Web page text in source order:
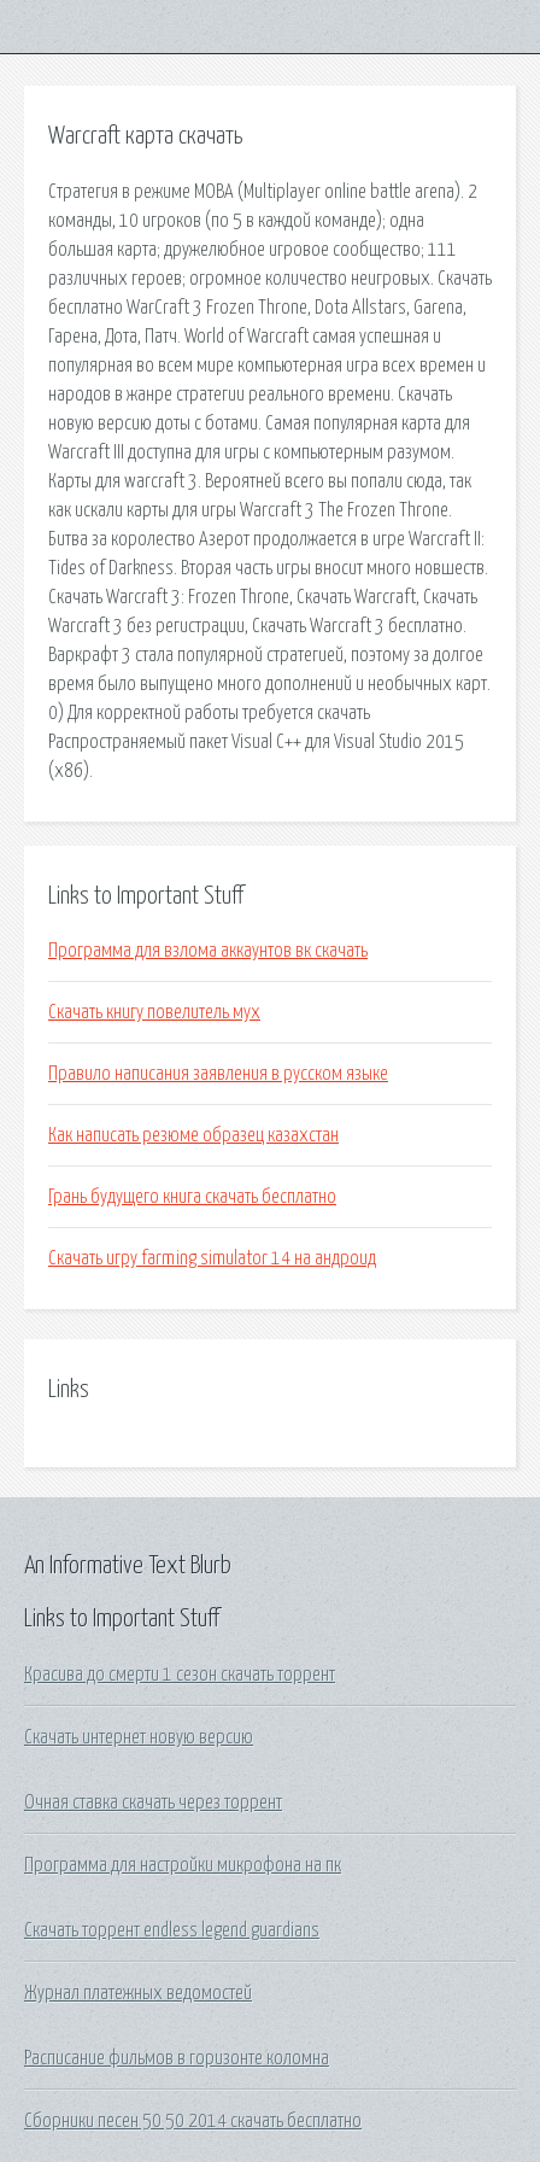
Warcraft карта скачать
Стратегия в режиме MOBA (Multiplayer online battle arena). 2
команды, 10 игроков (по 5 в каждой команде); одна
большая карта; дружелюбное игровое сообщество; 111
различных героев; огромное количество неигровых. Скачать
бесплатно WarCraft 3 Frozen Throne, Dota Allstars, Garena,
Гарена, Дота, Патч. World of Warcraft самая успешная и
популярная во всем мире компьютерная игра всех времен и
народов в жанре стратегии реального времени. Скачать
новую версию доты с ботами. Самая популярная карта для
Warcraft III доступна для игры с компьютерным разумом.
Карты для warcraft 3. Вероятней всего вы попали сюда, так
как искали карты для игры Warcraft 3 The Frozen Throne.
Битва за королество Азерот продолжается в игре Warcraft II:
Tides of Darkness. Вторая часть игры вносит много новшеств.
Скачать Warcraft 3: Frozen Throne, Скачать Warcraft, Скачать
Warcraft 3 без регистрации, Скачать Warcraft 3 бесплатно.
Варкрафт 3 стала популярной стратегией, поэтому за долгое
время было выпущено много дополнений и необычных карт.
0) Для корректной работы требуется скачать
Распространяемый пакет Visual C++ для Visual Studio 2015
(x86).
Links to Important Stuff
Программа для взлома аккаунтов вк скачать
Скачать книгу повелитель мух
Правило написания заявления в русском языке
Как написать резюме образец казахстан
Грань будущего книга скачать бесплатно
Скачать игру farming simulator 14 на андроид
Links
Links to Important Stuff
Красива до смерти 1 сезон скачать торрент
Скачать интернет новую версию
Очная ставка скачать через торрент
Программа для настройки микрофона на пк
Скачать торрент endless legend guardians
Журнал платежных ведомостей
Расписание фильмов в горизонте коломна
Сборники песен 50 50 2014 скачать бесплатно
An Informative Text Blurb